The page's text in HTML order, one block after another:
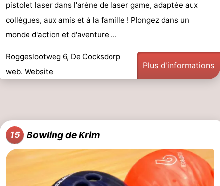
pistolet laser dans l'arène de laser game, adaptée aux
collègues, aux amis et à la famille ! Plongez dans un
monde d'action et d'aventure ...
Roggeslootweg 6, De Cocksdorp
web. Website
Plus d'informations
15 Bowling de Krim